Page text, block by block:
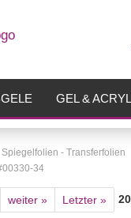
GEL & ACRYL
Spiegelfolien - Transferfolien
34
weiter » Letzter »